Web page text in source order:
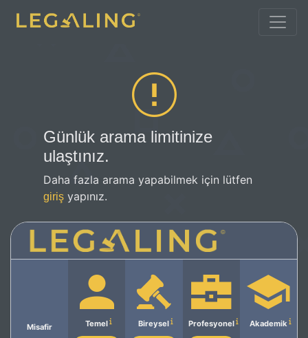
Günlük arama limitinize
ulaştınız.
Daha fazla arama yapabilmek için lütfen
giriş yapınız.
Misafir Temel Bireysel Profesyonel Akademik